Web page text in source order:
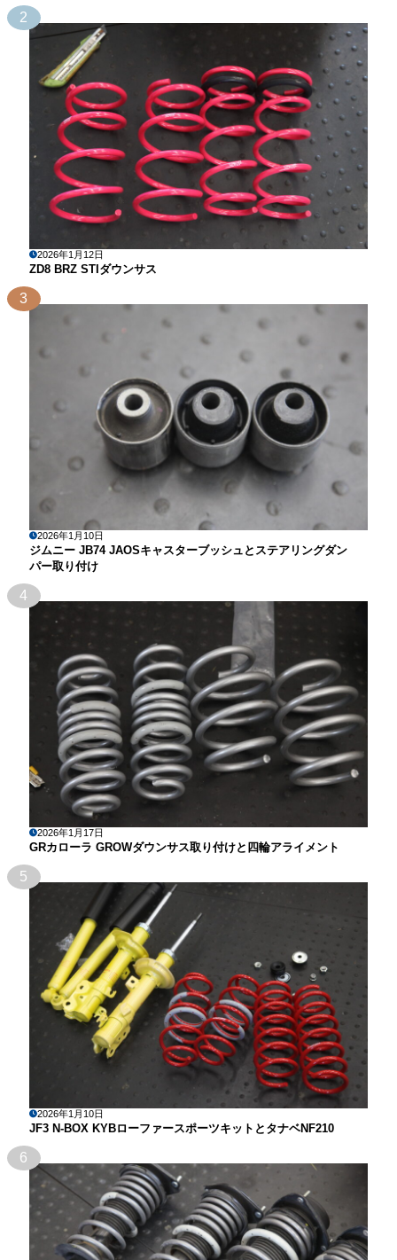
2
2026年1月12日
ZD8 BRZ STIダウンサス
3
2026年1月10日
ジムニー JB74 JAOSキャスターブッシュとステアリングダン
パー取り付け
4
2026年1月17日
GRカローラ GROWダウンサス取り付けと四輪アライメント
5
2026年1月10日
JF3 N-BOX KYBローファースポーツキットとタナベNF210
6